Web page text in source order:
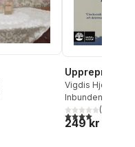
Upprepningen
Vigdis Hjorth
Inbunden
4,0utav 5(
249 kr